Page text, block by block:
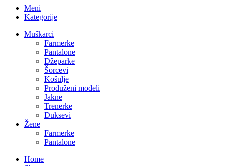
Meni
Kategorije
Muškarci
Farmerke
Pantalone
Džeparke
Šorcevi
Košulje
Produženi modeli
Jakne
Trenerke
Duksevi
Žene
Farmerke
Pantalone
Home